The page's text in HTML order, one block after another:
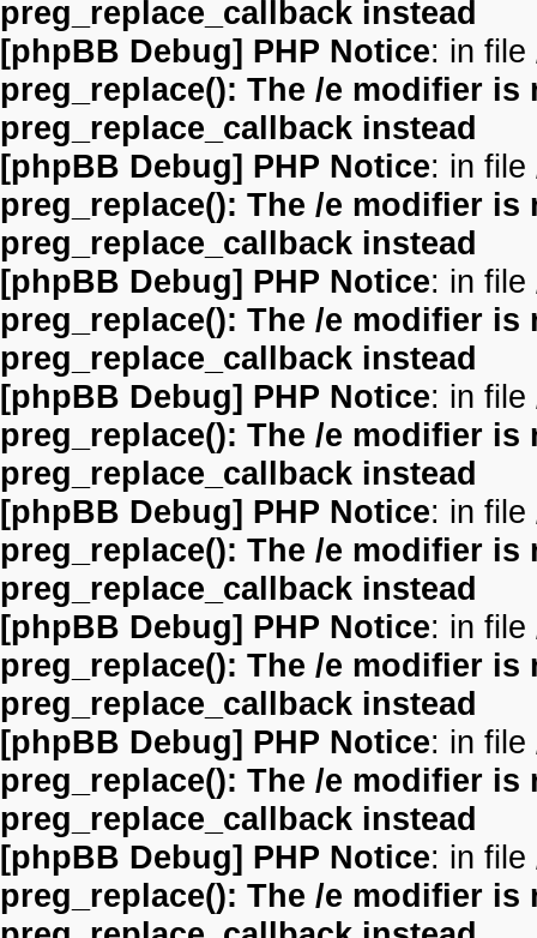
preg_replace_callback instead
[phpBB Debug] PHP Notice: in file
preg_replace(): The /e modifier
preg_replace_callback instead
[phpBB Debug] PHP Notice: in file
preg_replace(): The /e modifier
preg_replace_callback instead
[phpBB Debug] PHP Notice: in file
preg_replace(): The /e modifier
preg_replace_callback instead
[phpBB Debug] PHP Notice: in file
preg_replace(): The /e modifier
preg_replace_callback instead
[phpBB Debug] PHP Notice: in file
preg_replace(): The /e modifier
preg_replace_callback instead
[phpBB Debug] PHP Notice: in file
preg_replace(): The /e modifier
preg_replace_callback instead
[phpBB Debug] PHP Notice: in file
preg_replace(): The /e modifier
preg_replace_callback instead
[phpBB Debug] PHP Notice: in file
preg_replace(): The /e modifier